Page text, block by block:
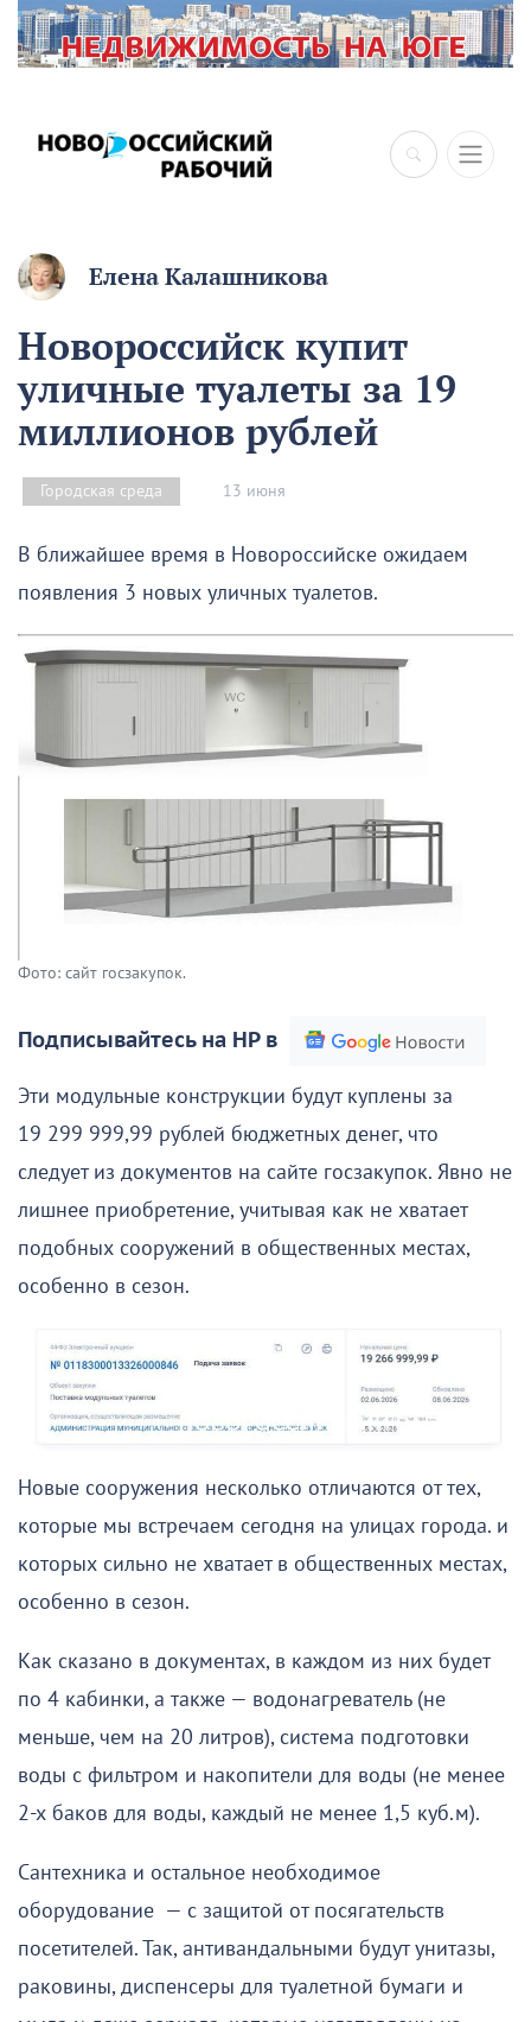
×
Елена Калашникова
Новороссийск купит
уличные туалеты за 19
миллионов рублей
Городская среда 13 июня
В ближайшее время в Новороссийске ожидаем
появления 3 новых уличных туалетов.
Фото: сайт госзакупок.
Подписывайтесь на НР в
Эти модульные конструкции будут куплены за
19 299 999,99 рублей бюджетных денег, что
следует из документов на сайте госзакупок. Явно не
лишнее приобретение, учитывая как не хватает
подобных сооружений в общественных местах,
особенно в сезон.
Новые сооружения несколько отличаются от тех,
которые мы встречаем сегодня на улицах города. и
которых сильно не хватает в общественных местах,
особенно в сезон.
Как сказано в документах, в каждом из них будет
по 4 кабинки, а также — водонагреватель (не
меньше, чем на 20 литров), система подготовки
воды с фильтром и накопители для воды (не менее
2-х баков для воды, каждый не менее 1,5 куб.м).
Сантехника и остальное необходимое
оборудование — с защитой от посягательств
посетителей. Так, антивандальными будут унитазы,
раковины, диспенсеры для туалетной бумаги и